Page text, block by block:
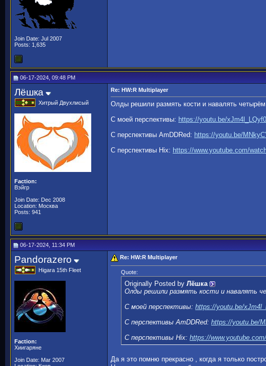
Join Date: Jul 2007
Posts: 1,635
06-17-2024, 09:48 PM
Лёшка
Хитрый Двухлисый
Faction:
Вэйгр
Join Date: Dec 2008
Location: Москва
Posts: 941
Re: HW:R Multiplayer
Олды решили размять кости и навалять
С моей перспективы: https://youtu.be/xJm4l_LQyf0
C перспективы AmDDRed: https://youtu.be/
С перспективы Hix: https://www.youtube.com/
06-17-2024, 11:34 PM
Pandorazero
Higara 15th Fleet
Faction:
Хиигаряне
Join Date: Mar 2007
Re: HW:R Multiplayer
Quote:
Originally Posted by Лёшка
Олды решили размять кости и навалять
С моей перспективы: https://youtu.be/
C перспективы AmDDRed: https://youtu.be/
С перспективы Hix: https://
Да я это помню прекрасно , когда я только